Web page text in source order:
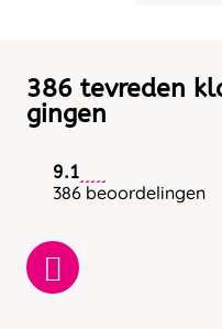
386 tevreden
gingen
9.1
386 beoordelingen